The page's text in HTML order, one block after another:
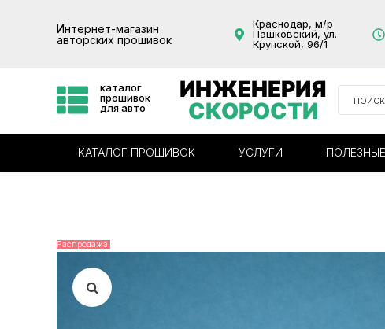
Интернет-магазин
авторских прошивок
Краснодар, м/р
Пашковский, ул.
Крупской, 96/1
каталог
прошивок
для авто
ИНЖЕНЕРИЯ
СКОРОСТИ
КАТАЛОГ ПРОШИВОК УСЛУГИ
Распродажа!